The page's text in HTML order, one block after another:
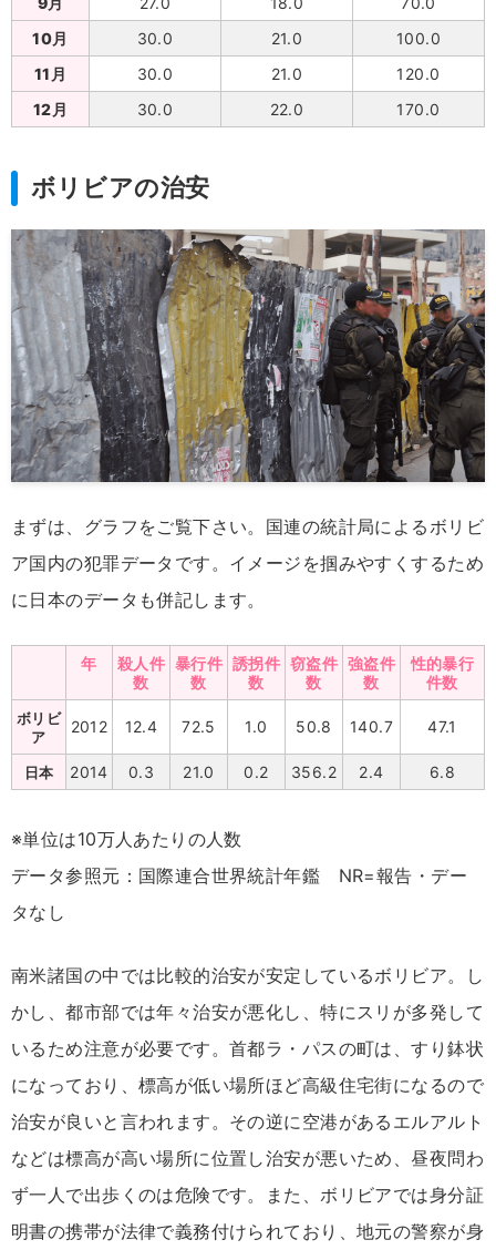
10月
30.0 21.0
100.0
11月
30.0 21.0
120.0
12月
30.0 22.0 170.0
ボリビアの治安
まずは、グラフをご覧下さい。国連の統計局によるボリビ
ア国内の犯罪データです。イメージを掴みやすくするため
に日本のデータも併記します。
年
殺人件
数
暴行件
数
誘拐件
数
窃盗件
数
強盗件
数
性的暴行
件数
ボリビ
ア
2012 12.4 72.5 1.0 50.8 140.7 47.1
日本 2014 0.3 21.0 0.2 356.2 2.4 6.8
※単位は10万人あたりの人数
データ参照元：国際連合世界統計年鑑 NR=報告・デー
タなし
南米諸国の中では比較的治安が安定しているボリビア。し
かし、都市部では年々治安が悪化し、特にスリが多発して
いるため注意が必要です。首都ラ・パスの町は、すり鉢状
になっており、標高が低い場所ほど高級住宅街になるので
治安が良いと言われます。その逆に空港があるエルアルト
などは標高が高い場所に位置し治安が悪いため、昼夜問わ
ず一人で出歩くのは危険です。また、ボリビアでは身分証
明書の携帯が法律で義務付けられており、地元の警察が身